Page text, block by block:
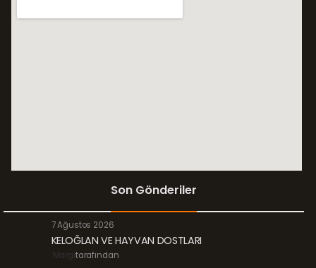
Son Gönderiler
7 Ağustos 2026
KELOĞLAN VE HAYVAN DOSTLARI
Margitarafından